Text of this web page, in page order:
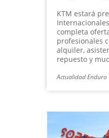
KTM estará
completa
profesionales
alquiler,
repuesto y
Actualidad Enduro